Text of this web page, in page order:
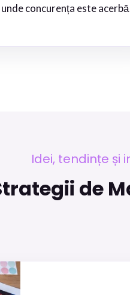
concurența este acerbă
Idei, tendințe și
de